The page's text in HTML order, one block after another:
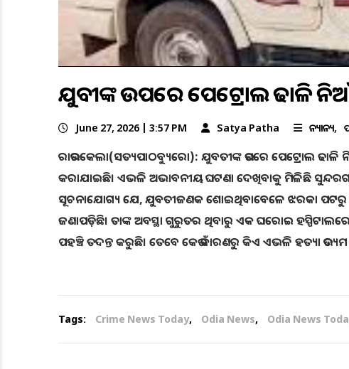
ଯୁବତୀଙ୍କ ଉପରେ ପେଟ୍ରୋଲ ଢାଳି
June 27, 2026 | 3:57 PM Satya Patha ଅନ୍ୟାନ୍ୟ
ରାଉରକେଲା(ସତ୍ୟପାଠବ୍ୟୁରୋ): ଯୁବତୀଙ୍କ ଉପରେ ପେଟ୍ରୋଲ ଢାଳି
କରାଯାଇଛି। ଏଭଳି ଅଭାବନୀୟ ଘଟଣା ଦେଖିବାକୁ ମିଳିଛି ସୁନ୍ଦରଗଡ଼
ସୂଚନାଯୋଗ୍ୟ ଯେ, ଯୁବତୀଜଣକ ଶୋଇଥିବାବେଳେ ଝରକା ପଟରୁ
ଜଣାପଡ଼ିଛି। ତାଙ୍କ ଅବସ୍ଥା ଗୁରୁତର ଥିବାରୁ ଏକ ଘରୋଇ
ପହଞ୍ଚି ତଦନ୍ତ କରୁଛି। ତେବେ କେଉଁ କାରଣରୁ କିଏ ଏଭଳି ହତ୍ୟା
Tags: Crime News Today, Odia News, Odia News